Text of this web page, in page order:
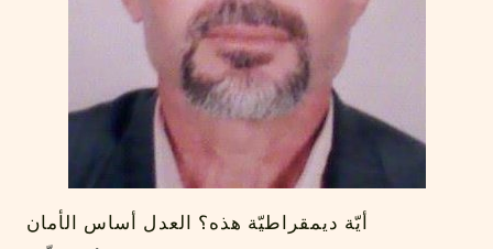
أيّة ديمقراطيّة هذه؟ العدل أساس الأمان